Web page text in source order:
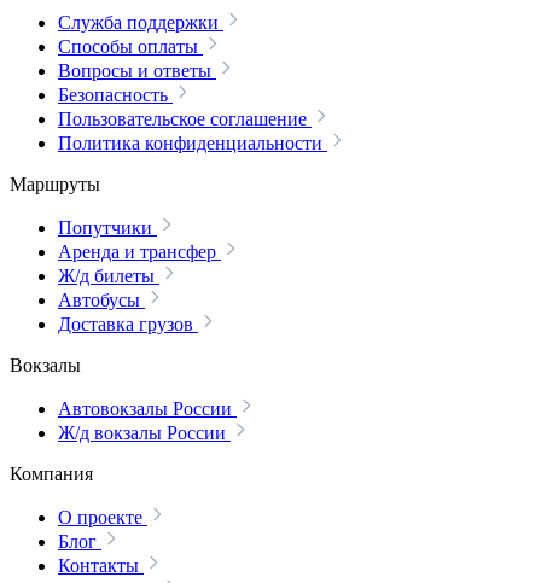
Служба поддержки
Способы оплаты
Вопросы и ответы
Безопасность
Пользовательское соглашение
Политика конфиденциальности
Маршруты
Попутчики
Аренда и трансфер
Ж/д билеты
Автобусы
Доставка грузов
Вокзалы
Автовокзалы России
Ж/д вокзалы России
Компания
О проекте
Блог
Контакты